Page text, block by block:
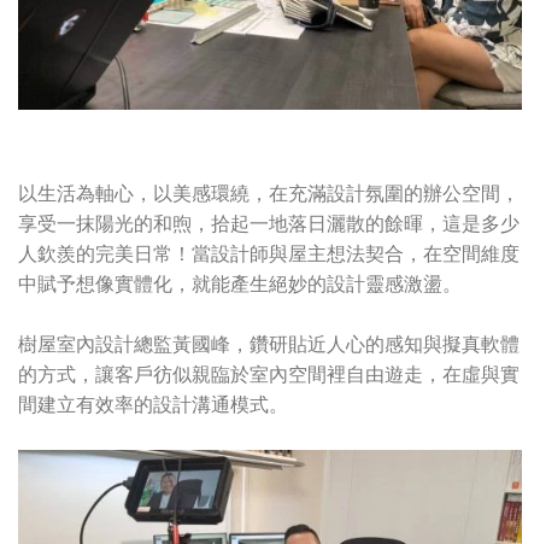
以生活為軸心，以美感環繞，在充滿設計氛圍的辦公空間，
享受一抹陽光的和煦，拾起一地落日灑散的餘暉，這是多少
人欽羨的完美日常！當設計師與屋主想法契合，在空間維度
中賦予想像實體化，就能產生絕妙的設計靈感激盪。
樹屋室內設計總監黃國峰，鑽研貼近人心的感知與擬真軟體
的方式，讓客戶彷似親臨於室內空間裡自由遊走，在虛與實
間建立有效率的設計溝通模式。